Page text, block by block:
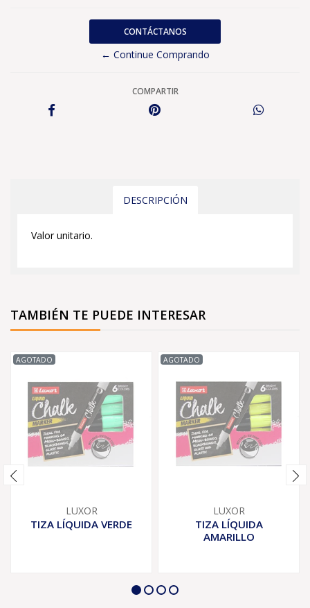
CONTÁCTANOS
← Continue Comprando
COMPARTIR
DESCRIPCIÓN
Valor unitario.
TAMBIÉN TE PUEDE INTERESAR
AGOTADO
LUXOR
TIZA LÍQUIDA VERDE
AGOTADO
LUXOR
TIZA LÍQUIDA
AMARILLO